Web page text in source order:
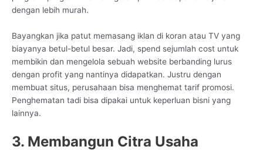
dengan lebih murah.
Bayangkan jika patut memasang iklan di koran atau TV yang
biayanya betul-betul besar. Jadi, spend sejumlah cost untuk
membikin dan mengelola sebuah website berbanding lurus
dengan profit yang nantinya didapatkan. Justru dengan
membuat situs, perusahaan bisa menghemat tarif promosi.
Penghematan tadi bisa dipakai untuk keperluan bisni yang
lainnya.
3. Membangun Citra Usaha